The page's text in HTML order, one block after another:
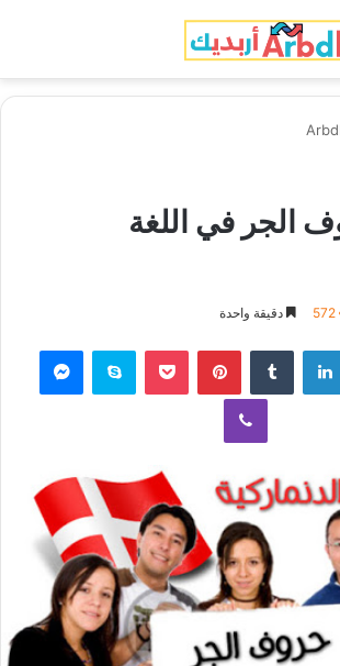
الدخول
الجر في اللغة
572 دقيقة واحدة
لينكدإن بينتيريست سكايب
ڤايبر